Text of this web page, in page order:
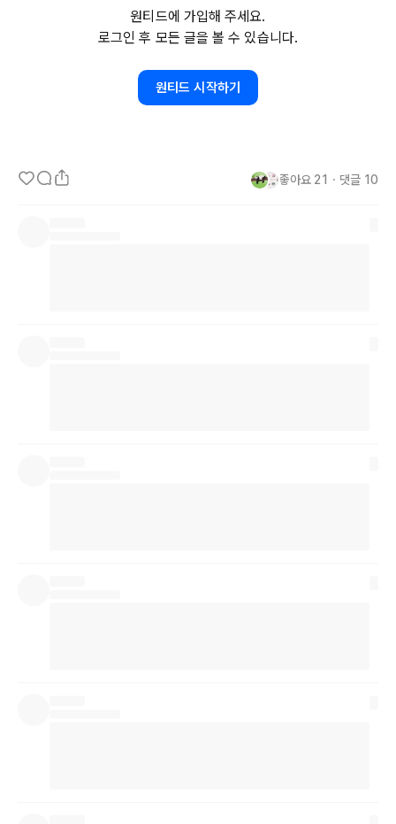
물론 연봉이 최고의 복지라고, 정말 말도 안되는 고연봉을 받습니다.
당장 같은 수준으로 대우해 줄 수 있는 곳은 없어보입니다.
그러나 고용 불안정과 지나친 업무 압박에서 이직을 해야 하는건 아닌
원티드에 가입해 주세요.
로그인 후 모든 글을 볼 수 있습니다.
원티드 시작하기
좋아요 21 ・ 댓글 10